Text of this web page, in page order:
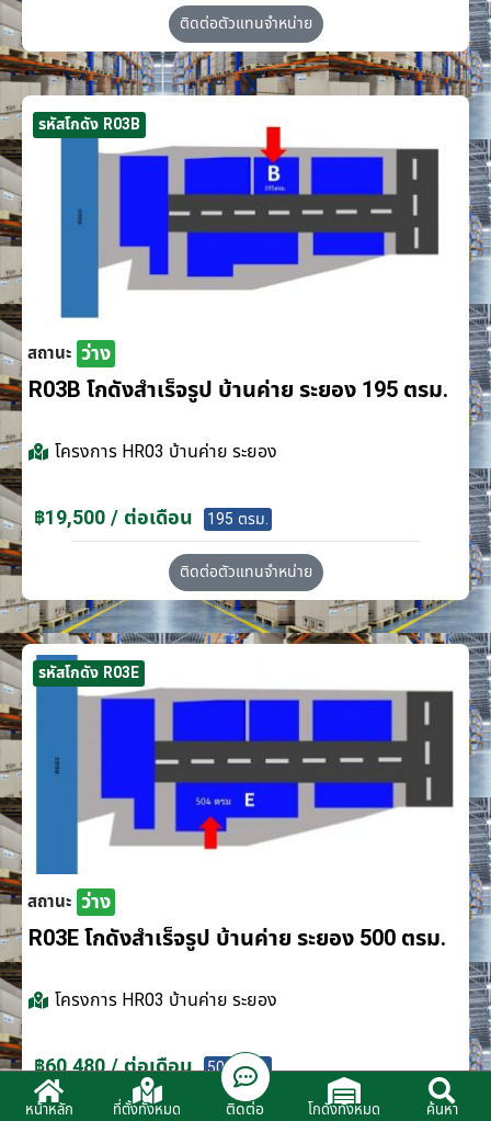
ติดต่อตัวแทนจำหน่าย
รหัสโกดัง R03B
สถานะ ว่าง
R03B โกดังสำเร็จรูป บ้านค่าย ระยอง 195 ตรม.
โครงการ HR03 บ้านค่าย ระยอง
฿19,500 / ต่อเดือน 195 ตรม.
ติดต่อตัวแทนจำหน่าย
รหัสโกดัง R03E
สถานะ ว่าง
R03E โกดังสำเร็จรูป บ้านค่าย ระยอง 500 ตรม.
โครงการ HR03 บ้านค่าย ระยอง
฿60,480 / ต่อเดือน 500 ตรม.
หน้าหลัก ที่ตั้งทั้งหมด ติดต่อ โกดังทั้งหมด ค้นหา